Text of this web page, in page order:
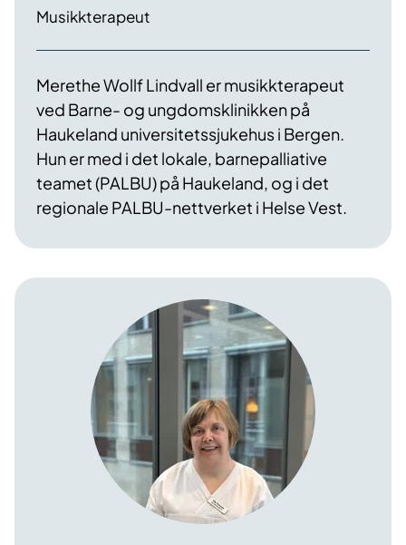
Musikkterapeut
Merethe Wollf Lindvall er musikkterapeut
ved Barne- og ungdomsklinikken på
Haukeland universitetssjukehus i Bergen.
Hun er med i det lokale, barnepalliative
teamet (PALBU) på Haukeland, og i det
regionale PALBU-nettverket i Helse Vest.